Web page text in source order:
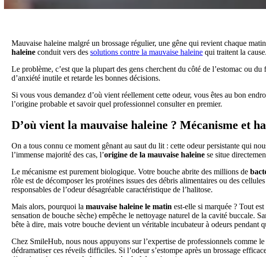
Mauvaise haleine malgré un brossage régulier, une gêne qui revient chaque
haleine conduit vers des solutions contre la mauvaise haleine qui traitent la cause.
Le problème, c’est que la plupart des gens cherchent du côté de l’estomac ou
d’anxiété inutile et retarde les bonnes décisions.
Si vous vous demandez d’où vient réellement cette odeur, vous êtes au bon
l’origine probable et savoir quel professionnel consulter en premier.
D’où vient la mauvaise haleine ? Mécanisme et
On a tous connu ce moment gênant au saut du lit : cette odeur persistante qui
l’immense majorité des cas, l’origine de la mauvaise haleine se situe
Le mécanisme est purement biologique. Votre bouche abrite des millions de
rôle est de décomposer les protéines issues des débris alimentaires ou des
responsables de l’odeur désagréable caractéristique de l’halitose.
Mais alors, pourquoi la mauvaise haleine le matin est-elle si marquée ? Tout
sensation de bouche sèche) empêche le nettoyage naturel de la cavité buccale.
bête à dire, mais votre bouche devient un véritable incubateur à odeurs pendant
Chez SmileHub, nous nous appuyons sur l’expertise de professionnels comme
dédramatiser ces réveils difficiles. Si l’odeur s’estompe après un brossage